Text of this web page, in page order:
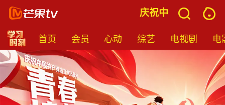
立105周年 庆祝中国共产党成立
首页 会员 心动 综艺 电视剧 电